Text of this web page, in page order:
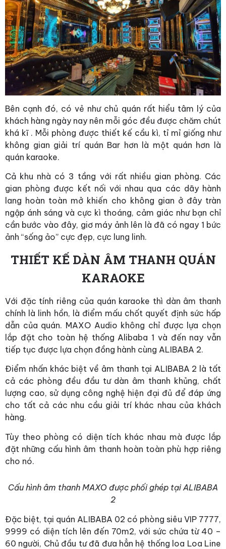
Bên cạnh đó, có vẻ như chủ quán rất hiểu tâm lý của
khách hàng ngày nay nên mỗi góc đều được chăm chút
khá kĩ . Mỗi phòng được thiết kế cầu kì, tỉ mỉ giống như
không gian giải trí quán Bar hơn là một quán hơn là
quán karaoke.
Cả khu nhà có 3 tầng với rất nhiều gian phòng. Các
gian phòng được kết nối với nhau qua các dãy hành
lang hoàn toàn mở khiến cho không gian ở đây tràn
ngập ánh sáng và cực kì thoáng, cảm giác như bạn chỉ
cần bước vào đây, giơ máy ảnh lên là đã có ngay 1 bức
ảnh “sống ảo” cực đẹp, cực lung linh.
THIẾT KẾ DÀN ÂM THANH QUÁN
KARAOKE
Với đặc tính riêng của quán karaoke thì dàn âm thanh
chính là linh hồn, là điểm mấu chốt quyết định sức hấp
dẫn của quán. MAXO Audio không chỉ được lựa chọn
lắp đặt cho toàn hệ thống Alibaba 1 và đến nay vẫn
tiếp tục được lựa chọn đồng hành cùng ALIBABA 2.
Điểm nhấn khác biệt về âm thanh tại ALIBABA 2 là tất
cả các phòng đều đầu tư dàn âm thanh khủng, chất
lượng cao, sử dụng công nghệ hiện đại đủ để đáp ứng
cho tất cả các nhu cầu giải trí khác nhau của khách
hàng.
Tùy theo phòng có diện tích khác nhau mà được lắp
đặt những cấu hình âm thanh hoàn toàn phù hợp riêng
cho nó.
Cấu hình âm thanh MAXO được phối ghép tại ALIBABA
2
Đặc biệt, tại quán ALIBABA 02 có phòng siêu VIP 7777,
9999 có diện tích lên đến 70m2, với sức chứa từ 40 –
60 người, Chủ đầu tư đã đưa hẳn hệ thống loa Loa Line